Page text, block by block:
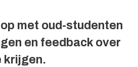
met oud-studenten
en feedback over
krijgen.